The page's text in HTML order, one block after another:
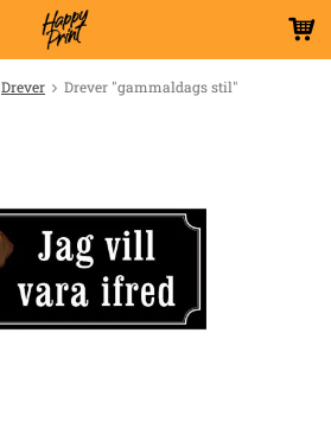
Drever Drever "gammaldags stil"